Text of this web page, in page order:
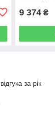
9 374 ₴
за рік